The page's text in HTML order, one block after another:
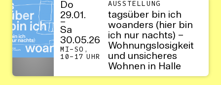
Do
29.01.
–
Sa
30.05.26
MI–SO,
10–17 UHR
AUSSTELLUNG
tagsüber bin ich
woanders (hier bin
ich nur nachts) –
Wohnungslosigkeit
und unsicheres
Wohnen in Halle